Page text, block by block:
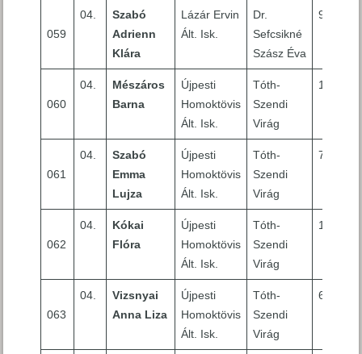
059
04.
Szabó
Adrienn
Klára
Lázár Ervin
Ált. Isk.
Dr.
Sefcsikné
Szász Éva
9
060
04.
Mészáros
Barna
Újpesti
Homoktövis
Ált. Isk.
Tóth-
Szendi
Virág
10
061
04.
Szabó
Emma
Lujza
Újpesti
Homoktövis
Ált. Isk.
Tóth-
Szendi
Virág
7
062
04.
Kókai
Flóra
Újpesti
Homoktövis
Ált. Isk.
Tóth-
Szendi
Virág
10
063
04.
Vizsnyai
Anna Liza
Újpesti
Homoktövis
Ált. Isk.
Tóth-
Szendi
Virág
6